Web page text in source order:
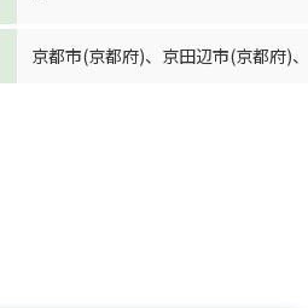
京都市(京都府)、 京田辺市(京都府)、